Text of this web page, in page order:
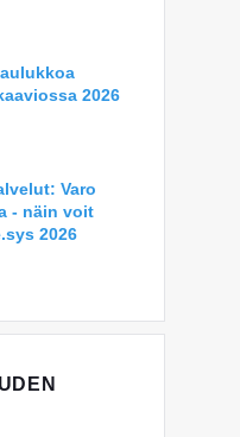
2026
Varo
- näin voit
2026